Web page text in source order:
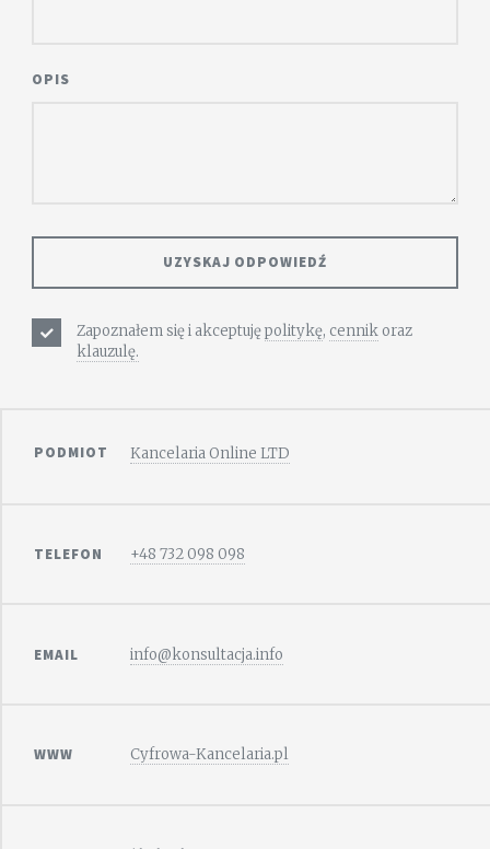
OPIS
Zapoznałem się i akceptujępolitykę, cennik oraz
klauzulę.
PODMIOT Kancelaria Online LTD
TELEFON +48 732 098 098
EMAIL info@konsultacja.info
WWW Cyfrowa-Kancelaria.pl